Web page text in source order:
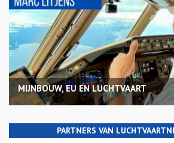
MIJNBOUW, EU EN LUCHTVAART
PARTNERS VAN